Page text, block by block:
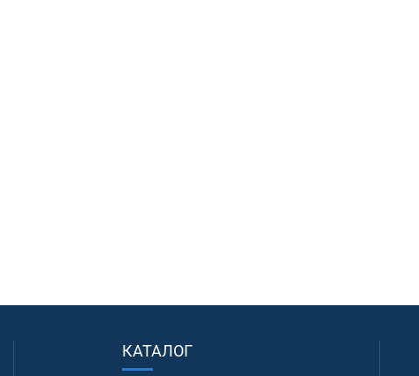
КАТАЛОГ